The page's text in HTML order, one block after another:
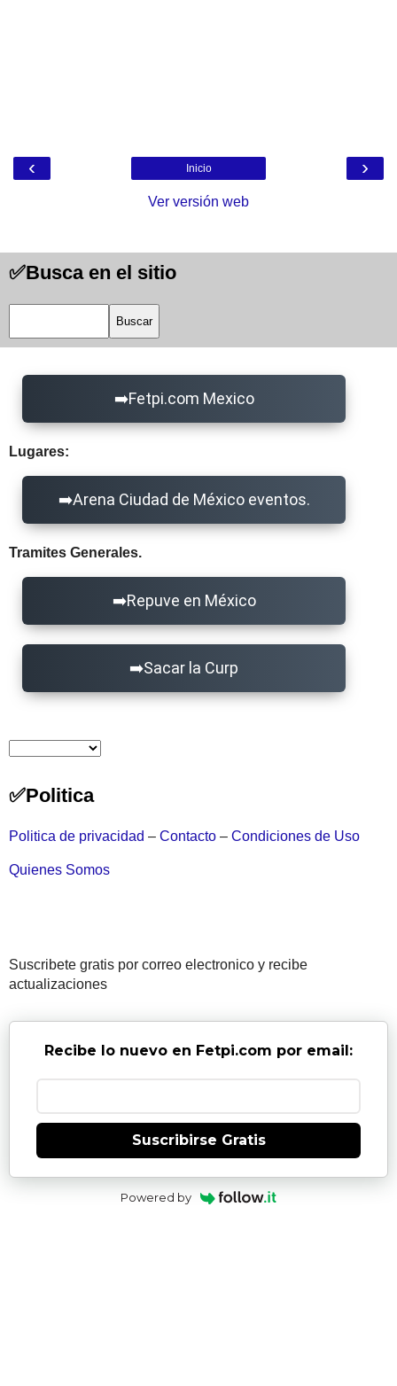
‹ ›
Inicio
Ver versión web
Busca en el sitio
Fetpi.com Mexico
Lugares:
Arena Ciudad de México eventos.
Tramites Generales.
Repuve en México
Sacar la Curp
Politica
Politica de privacidad – Contacto – Condiciones de Uso
Quienes Somos
Suscribete gratis por correo electronico y recibe
actualizaciones
Recibe lo nuevo en Fetpi.com por email:
Suscribirse Gratis
Powered by